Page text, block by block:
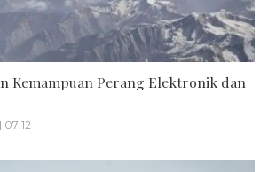
Kemampuan Perang Elektronik dan
07:12